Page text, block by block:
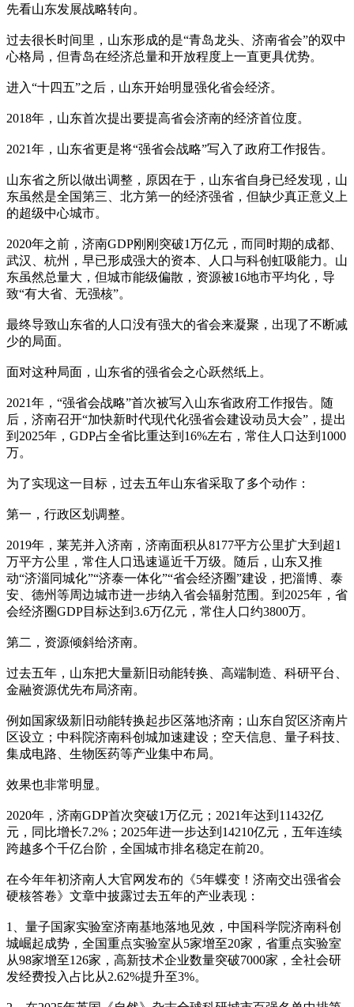
先看山东发展战略转向。
过去很长时间里，山东形成的是“青岛龙头、济南省会”的双中
心格局，但青岛在经济总量和开放程度上一直更具优势。
进入“十四五”之后，山东开始明显强化省会经济。
2018年，山东首次提出要提高省会济南的经济首位度。
2021年，山东省更是将“强省会战略”写入了政府工作报告。
山东省之所以做出调整，原因在于，山东省自身已经发现，山
东虽然是全国第三、北方第一的经济强省，但缺少真正意义上
的超级中心城市。
2020年之前，济南GDP刚刚突破1万亿元，而同时期的成都、
武汉、杭州，早已形成强大的资本、人口与科创虹吸能力。山
东虽然总量大，但城市能级偏散，资源被16地市平均化，导
致“有大省、无强核”。
最终导致山东省的人口没有强大的省会来凝聚，出现了不断减
少的局面。
面对这种局面，山东省的强省会之心跃然纸上。
2021年，“强省会战略”首次被写入山东省政府工作报告。随
后，济南召开“加快新时代现代化强省会建设动员大会”，提出
到2025年，GDP占全省比重达到16%左右，常住人口达到1000
万。
为了实现这一目标，过去五年山东省采取了多个动作：
第一，行政区划调整。
2019年，莱芜并入济南，济南面积从8177平方公里扩大到超1
万平方公里，常住人口迅速逼近千万级。随后，山东又推
动“济淄同城化”“济泰一体化”“省会经济圈”建设，把淄博、泰
安、德州等周边城市进一步纳入省会辐射范围。到2025年，省
会经济圈GDP目标达到3.6万亿元，常住人口约3800万。
第二，资源倾斜给济南。
过去五年，山东把大量新旧动能转换、高端制造、科研平台、
金融资源优先布局济南。
例如国家级新旧动能转换起步区落地济南；山东自贸区济南片
区设立；中科院济南科创城加速建设；空天信息、量子科技、
集成电路、生物医药等产业集中布局。
效果也非常明显。
2020年，济南GDP首次突破1万亿元；2021年达到11432亿
元，同比增长7.2%；2025年进一步达到14210亿元，五年连续
跨越多个千亿台阶，全国城市排名稳定在前20。
在今年年初济南人大官网发布的《5年蝶变！济南交出强省会
硬核答卷》文章中披露过去五年的产业表现：
1、量子国家实验室济南基地落地见效，中国科学院济南科创
城崛起成势，全国重点实验室从5家增至20家，省重点实验室
从98家增至126家，高新技术企业数量突破7000家，全社会研
发经费投入占比从2.62%提升至3%。